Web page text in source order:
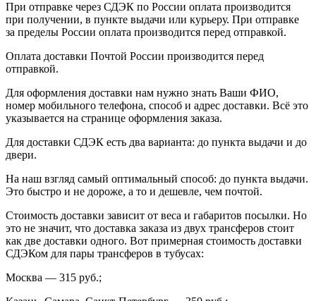
При отправке через СДЭК по России оплата производится
при получении, в пункте выдачи или курьеру. При отправке
за пределы России оплата производится перед отправкой.
Оплата доставки Почтой России производится перед
отправкой.
Для оформления доставки нам нужно знать Ваши ФИО,
номер мобильного телефона, способ и адрес доставки. Всё это
указывается на странице оформления заказа.
Для доставки СДЭК есть два варианта: до пункта выдачи и до
двери.
На наш взгляд самый оптимальный способ: до пункта выдачи.
Это быстро и не дороже, а то и дешевле, чем почтой.
Стоимость доставки зависит от веса и габаритов посылки. Но
это не значит, что доставка заказа из двух трансферов стоит
как две доставки одного. Вот примерная стоимость доставки
СДЭКом для пары трансферов в тубусах:
Москва — 315 руб.;